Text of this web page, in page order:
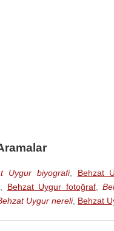
Uygur biyografi, Behzat
Behzat Uygur fotoğraf,
Uygur nereli, Behzat